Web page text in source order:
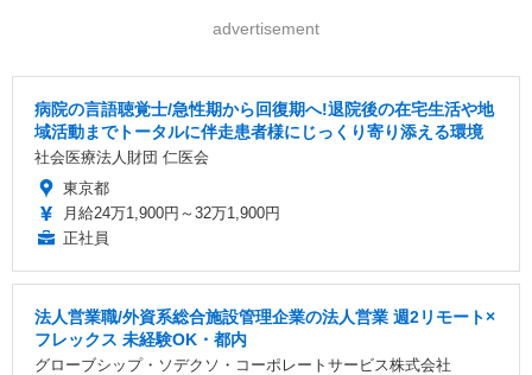
advertisement
病院の言語聴覚士/急性期から回復期へ!退院後の在宅生活や地
域活動までトータルに伴走患者様にじっくり寄り添える環境
社会医療法人財団 仁医会
東京都
月給24万1,900円～32万1,900円
正社員
法人営業職/外資系総合施設管理企業の法人営業 週2リモート×
フレックス 未経験OK・都内
グローブシップ・ソデクソ・コーポレートサービス株式会社